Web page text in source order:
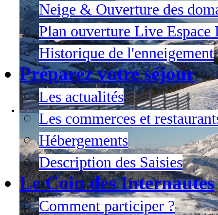
Neige & Ouverture des
Plan ouverture Live Espace
Historique de l'enneigement
Préparez votre séjour
Les actualités
Les commerces et
Hébergements
Description des Saisies
Le Coin des Internautes
Comment participer ?